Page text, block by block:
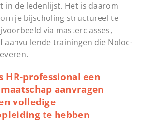
in de ledenlijst. Het is daarom
je bijscholing structureel te
via masterclasses,
aanvullende trainingen die Noloc-
HR-professional een
aanvragen
volledige
te hebben